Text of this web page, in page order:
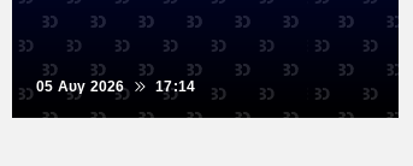
05 Αυγ 2026 17:14